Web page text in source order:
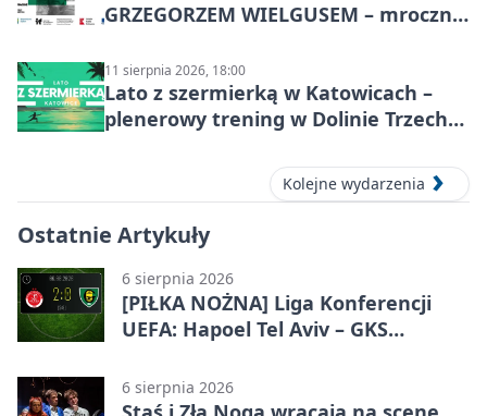
GRZEGORZEM WIELGUSEM – mroczne
11 sierpnia 2026, 18:00
Lato z szermierką w Katowicach –
plenerowy trening w Dolinie Trzech
Kolejne wydarzenia
Ostatnie Artykuły
6 sierpnia 2026
[PIŁKA NOŻNA] Liga Konferencji
UEFA: Hapoel Tel Aviv – GKS
rundy kwalifikacyjnej
6 sierpnia 2026